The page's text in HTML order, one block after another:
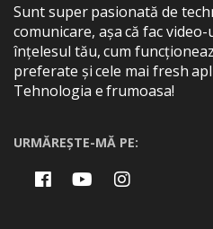
Sunt super pasionată de
comunicare, așa că fac
înțelesul tău, cum
preferate și cele mai fresh
Tehnologia e frumoasa!
URMĂREȘTE-MĂ PE: